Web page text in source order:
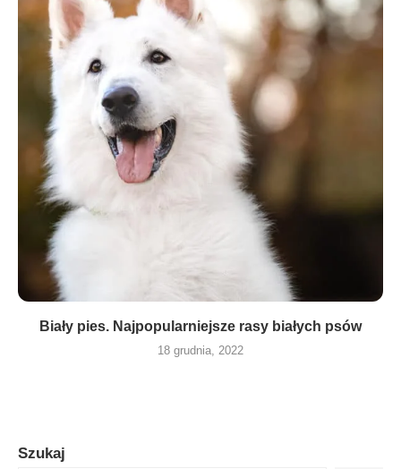
Biały pies. Najpopularniejsze rasy białych psów
18 grudnia, 2022
Szukaj